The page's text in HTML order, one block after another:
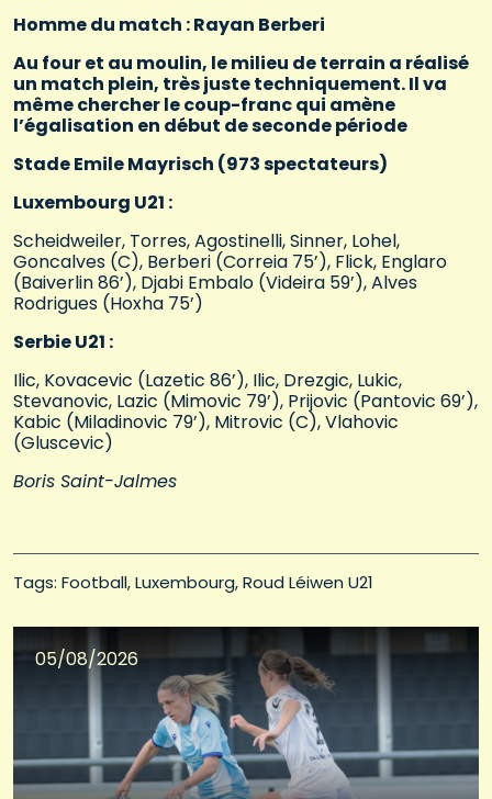
Homme du match : Rayan Berberi
Au four et au moulin, le milieu de terrain a réalisé
un match plein, très juste techniquement. Il va
même chercher le coup-franc qui amène
l’égalisation en début de seconde période
Stade Emile Mayrisch (973 spectateurs)
Luxembourg U21 :
Scheidweiler, Torres, Agostinelli, Sinner, Lohel,
Goncalves (C), Berberi (Correia 75’), Flick, Englaro
(Baiverlin 86’), Djabi Embalo (Videira 59’), Alves
Rodrigues (Hoxha 75’)
Serbie U21 :
Ilic, Kovacevic (Lazetic 86’), Ilic, Drezgic, Lukic,
Stevanovic, Lazic (Mimovic 79’), Prijovic (Pantovic 69’),
Kabic (Miladinovic 79’), Mitrovic (C), Vlahovic
(Gluscevic)
Boris Saint-Jalmes
Tags: Football Luxembourg Roud Léiwen U21
05/08/2026